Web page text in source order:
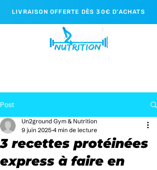
LIVRAISON OFFERTE DÈS 30€ D'ACHATS
Post
3 recettes protéinées
express à faire en
Un2ground Gym & Nutrition
9 juin 2025 4 min de lecture